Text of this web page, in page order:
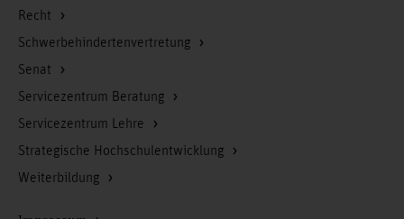
Recht
Schwerbehindertenvertretung
Senat
Servicezentrum Beratung
Servicezentrum Lehre
Strategische Hochschulentwicklung
Weiterbildung